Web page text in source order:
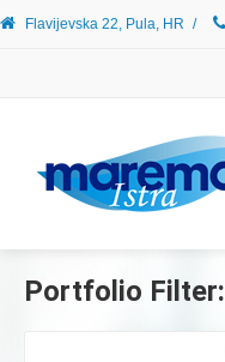
Flavijevska 22, Pula, HR /
Portfolio Filter: